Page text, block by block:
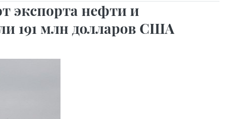
экспорта нефти и
191 млн долларов США